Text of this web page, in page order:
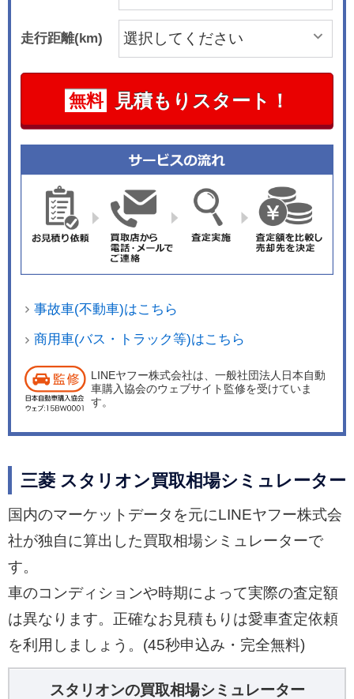
走行距離(km)
無料 見積もりスタート！
事故車(不動車)はこちら
商用車(バス・トラック等)はこちら
LINEヤフー株式会社は、一般社団法人日本自動
車購入協会のウェブサイト監修を受けていま
す。
三菱 スタリオン買取相場シミュレーター
国内のマーケットデータを元にLINEヤフー株式会
社が独自に算出した買取相場シミュレーターで
す。
車のコンディションや時期によって実際の査定額
は異なります。正確なお見積もりは愛車査定依頼
を利用しましょう。(45秒申込み・完全無料)
スタリオンの買取相場シミュレーター